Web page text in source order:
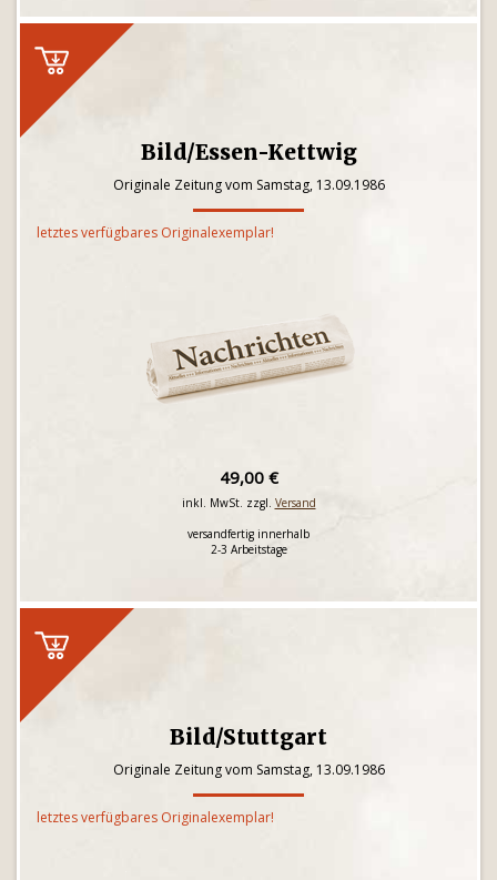
Bild/Essen-Kettwig
Originale Zeitung vom Samstag, 13.09.1986
letztes verfügbares Originalexemplar!
49,00 €
inkl. MwSt. zzgl. Versand
versandfertig innerhalb
2-3 Arbeitstage
Bild/Stuttgart
Originale Zeitung vom Samstag, 13.09.1986
letztes verfügbares Originalexemplar!